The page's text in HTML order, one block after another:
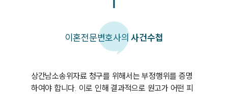
이혼전문변호사의사건수첩
상간남소송위자료 청구를 위해서는 부정행위를 증명
하여야 합니다. 이로 인해 결과적으로 원고가 어떤 피